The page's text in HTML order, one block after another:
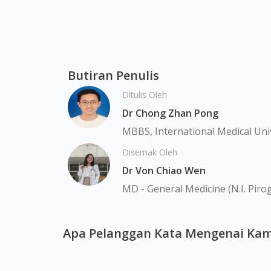
Geylang, Hougang, Harbourfront, Holland,
Macpherson, Mandai, Newton, Novena,
Sembawang, Sengkang, Serangoon,
Tengah, Upper East Coast, Upper Bukit
Butiran Penulis
Ditulis Oleh
Dr Chong Zhan Pong
MBBS, International Medical
Disemak Oleh
Dr Von Chiao Wen
MD - General Medicine (N.I.
Apa Pelanggan Kata Mengenai